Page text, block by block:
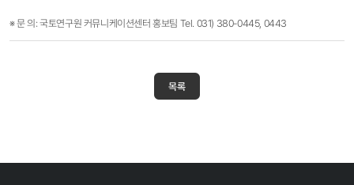
※ 문 의: 국토연구원 커뮤니케이션센터 홍보팀 Tel. 031) 380-0445, 0443
목록